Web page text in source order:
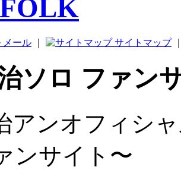
メール サイトマップ
ソロ ファン
アンオフィシ
ンサイト〜